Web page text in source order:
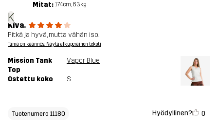
K
Mitat: 174cm, 63kg
Kiva.
Pitkä ja hyvä, mutta vähän iso.
Tämä on käännös. Näytä alkuperäinen teksti
Mission Tank
Top
Vapor Blue
Ostettu koko S
Tuotenumero 11180 Hyödyllinen? 0